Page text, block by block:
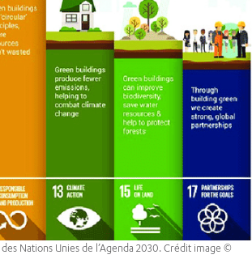
Nations Unies de l’Agenda 2030. Crédit image ©